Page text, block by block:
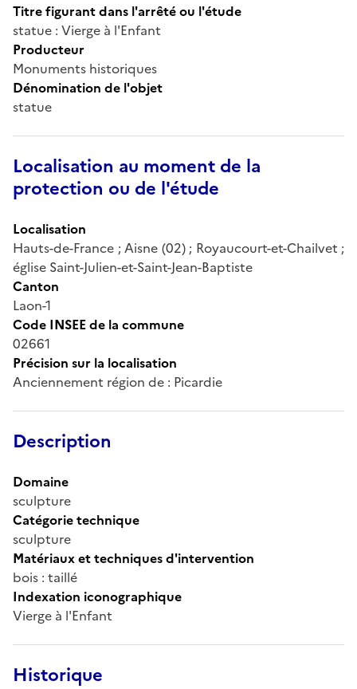
Titre figurant dans l'arrêté ou l'étude
statue : Vierge à l'Enfant
Producteur
Monuments historiques
Dénomination de l'objet
statue
Localisation au moment de la
protection ou de l'étude
Localisation
Hauts-de-France ; Aisne (02) ; Royaucourt-et-Chailvet ;
église Saint-Julien-et-Saint-Jean-Baptiste
Canton
Laon-1
Code INSEE de la commune
02661
Précision sur la localisation
Anciennement région de : Picardie
Description
Domaine
sculpture
Catégorie technique
sculpture
Matériaux et techniques d'intervention
bois : taillé
Indexation iconographique
Vierge à l'Enfant
Historique